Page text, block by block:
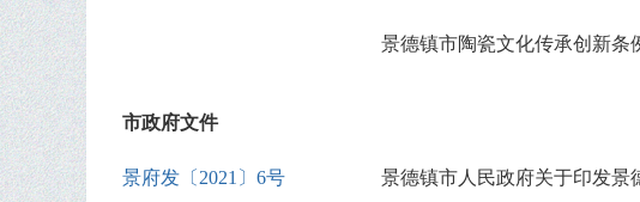
景德镇市陶瓷文化传承创新条
市政府文件
景府发〔2021〕6号 景德镇市人民政府关于印发景